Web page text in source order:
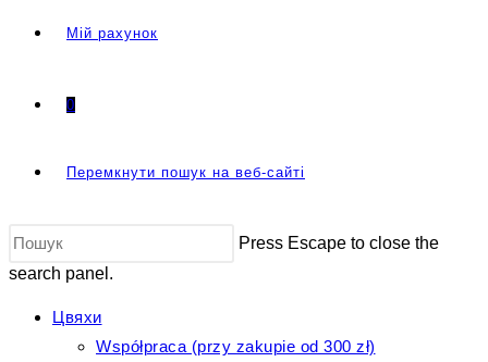
Мій рахунок
0
Перемкнути пошук на веб-сайті
Press Escape to close the
search panel.
Цвяхи
Współpraca (przy zakupie od 300 zł)